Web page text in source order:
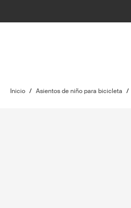
Inicio / Asientos de niño para bicicleta /